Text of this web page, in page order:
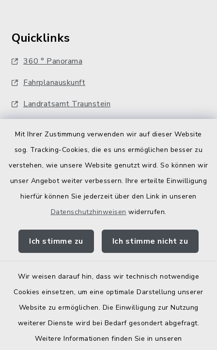
Mit Ihrer Zustimmung verwenden wir auf dieser Website
sog. Tracking-Cookies, die es uns ermöglichen besser zu
verstehen, wie unsere Website genutzt wird. So können wir
unser Angebot weiter verbessern. Ihre erteilte Einwilligung
hierfür können Sie jederzeit über den Link in unseren
Datenschutzhinweisen widerrufen.
Ich stimme zu Ich stimme nicht zu
Wir weisen darauf hin, dass wir technisch notwendige
Cookies einsetzen, um eine optimale Darstellung unserer
Website zu ermöglichen. Die Einwilligung zur Nutzung
weiterer Dienste wird bei Bedarf gesondert abgefragt.
Weitere Informationen finden Sie in unseren
Quicklinks
360 ° Panorama
Fahrplanauskunft
Landratsamt Traunstein
Bodenrichtwerte
Kontakt
Barrierefreiheit
Elektronische Zugangseröffnung
Impressum
Sitemap